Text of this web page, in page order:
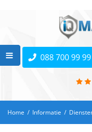
088 700 99 99
Home / Informatie /